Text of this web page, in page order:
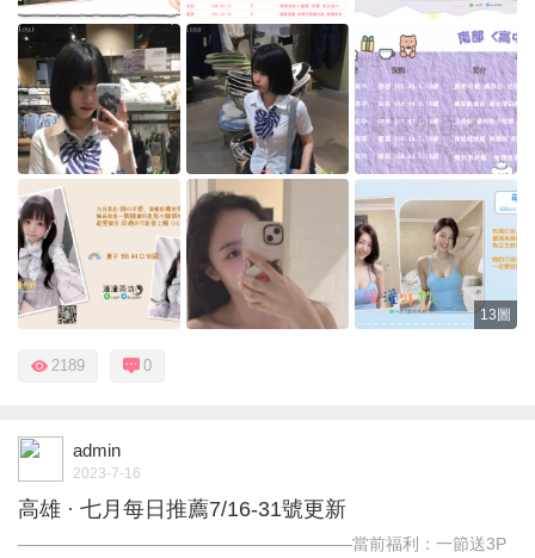
13圖
2189 0
admin
2023-7-16
高雄 · 七月每日推薦7/16-31號更新
————————————————————當前福利：一節送3P